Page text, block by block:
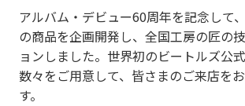
アルバム・デビュー60周年を記念して
の商品を企画開発し、全国工房の匠の
ョンしました。世界初のビートルズ公
数々をご用意して、皆さまのご来店を
す。